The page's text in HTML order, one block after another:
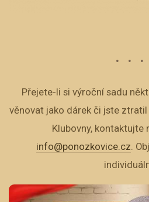
Přejete-li si výroční sadu
věnovat jako dárek či jste
Klubovny, kontaktujte
info@ponozkovice.cz .